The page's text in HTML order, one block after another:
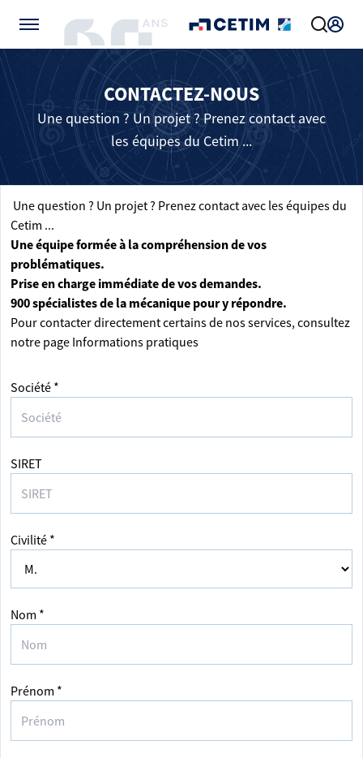
CONTACTEZ-NOUS
Une question ? Un projet ? Prenez contact avec
les équipes du Cetim ...
Une question ? Un projet ? Prenez contact avec les équipes du
Cetim ...
Une équipe formée à la compréhension de vos
problématiques.
Prise en charge immédiate de vos demandes.
900 spécialistes de la mécanique pour y répondre.
Pour contacter directement certains de nos services, consultez
notre page Informations pratiques
Société *
SIRET
Civilité *
Nom *
Prénom *